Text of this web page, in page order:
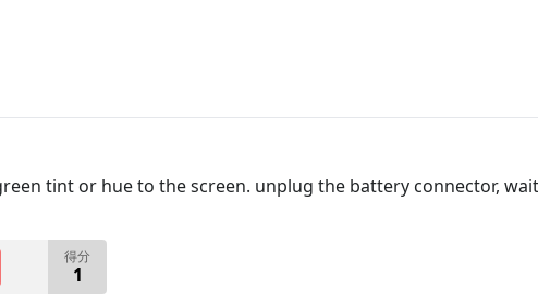
tint or hue to the screen. unplug the battery connector,
得分
1